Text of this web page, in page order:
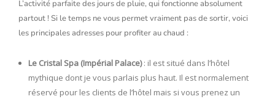
L’activité parfaite des jours de pluie, qui fonctionne absolument
partout ! Si le temps ne vous permet vraiment pas de sortir, voici
les principales adresses pour profiter au chaud :
Le Cristal Spa (Impérial Palace): il est situé dans l’hôtel
mythique dont je vous parlais plus haut. Il est normalement
réservé pour les clients de l’hôtel mais si vous prenez un